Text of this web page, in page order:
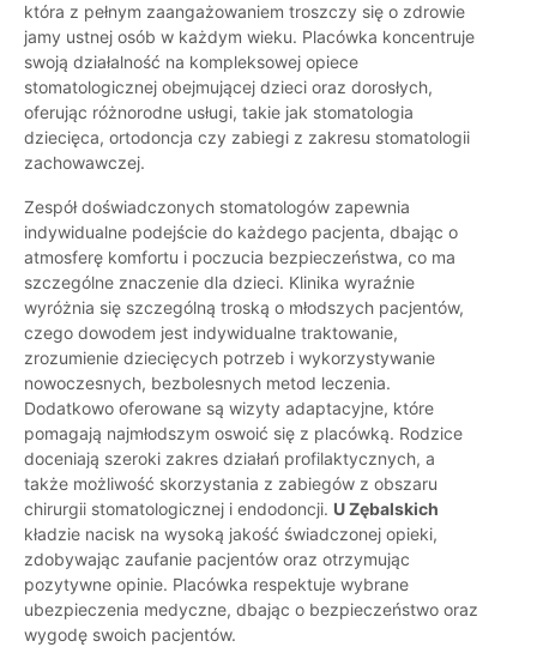
która z pełnym zaangażowaniem troszczy się o zdrowie
jamy ustnej osób w każdym wieku. Placówka koncentruje
swoją działalność na kompleksowej opiece
stomatologicznej obejmującej dzieci oraz dorosłych,
oferując różnorodne usługi, takie jak stomatologia
dziecięca, ortodoncja czy zabiegi z zakresu stomatologii
zachowawczej.
Zespół doświadczonych stomatologów zapewnia
indywidualne podejście do każdego pacjenta, dbając o
atmosferę komfortu i poczucia bezpieczeństwa, co ma
szczególne znaczenie dla dzieci. Klinika wyraźnie
wyróżnia się szczególną troską o młodszych pacjentów,
czego dowodem jest indywidualne traktowanie,
zrozumienie dziecięcych potrzeb i wykorzystywanie
nowoczesnych, bezbolesnych metod leczenia.
Dodatkowo oferowane są wizyty adaptacyjne, które
pomagają najmłodszym oswoić się z placówką. Rodzice
doceniają szeroki zakres działań profilaktycznych, a
także możliwość skorzystania z zabiegów z obszaru
chirurgii stomatologicznej i endodoncji. U Zębalskich
kładzie nacisk na wysoką jakość świadczonej opieki,
zdobywając zaufanie pacjentów oraz otrzymując
pozytywne opinie. Placówka respektuje wybrane
ubezpieczenia medyczne, dbając o bezpieczeństwo oraz
wygodę swoich pacjentów.